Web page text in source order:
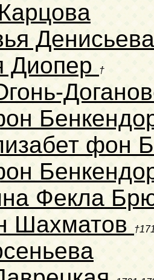
Денисьева
Диопер
†
фон
Фекла
Шахматов